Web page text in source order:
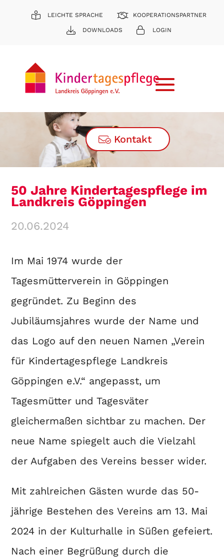
LEICHTE SPRACHE KOOPERATIONSPARTNER
DOWNLOADS LOGIN
Kontakt
50 Jahre Kindertagespflege im
Landkreis Göppingen
20.06.2024
Im Mai 1974 wurde der
Tagesmütterverein in Göppingen
gegründet. Zu Beginn des
Jubiläumsjahres wurde der Name und
das Logo auf den neuen Namen „Verein
für Kindertagespflege Landkreis
Göppingen e.V.“ angepasst, um
Tagesmütter und Tagesväter
gleichermaßen sichtbar zu machen. Der
neue Name spiegelt auch die Vielzahl
der Aufgaben des Vereins besser wider.
Mit zahlreichen Gästen wurde das 50-
jährige Bestehen des Vereins am 13. Mai
2024 in der Kulturhalle in Süßen gefeiert.
Nach einer Begrüßung durch die